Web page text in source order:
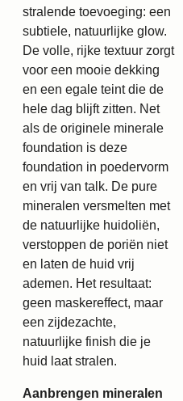
stralende toevoeging: een
subtiele, natuurlijke glow.
De volle, rijke textuur zorgt
voor een mooie dekking
en een egale teint die de
hele dag blijft zitten. Net
als de originele minerale
foundation is deze
foundation in poedervorm
en vrij van talk. De pure
mineralen versmelten met
de natuurlijke huidoliën,
verstoppen de poriën niet
en laten de huid vrij
ademen. Het resultaat:
geen maskereffect, maar
een zijdezachte,
natuurlijke finish die je
huid laat stralen.
Aanbrengen mineralen